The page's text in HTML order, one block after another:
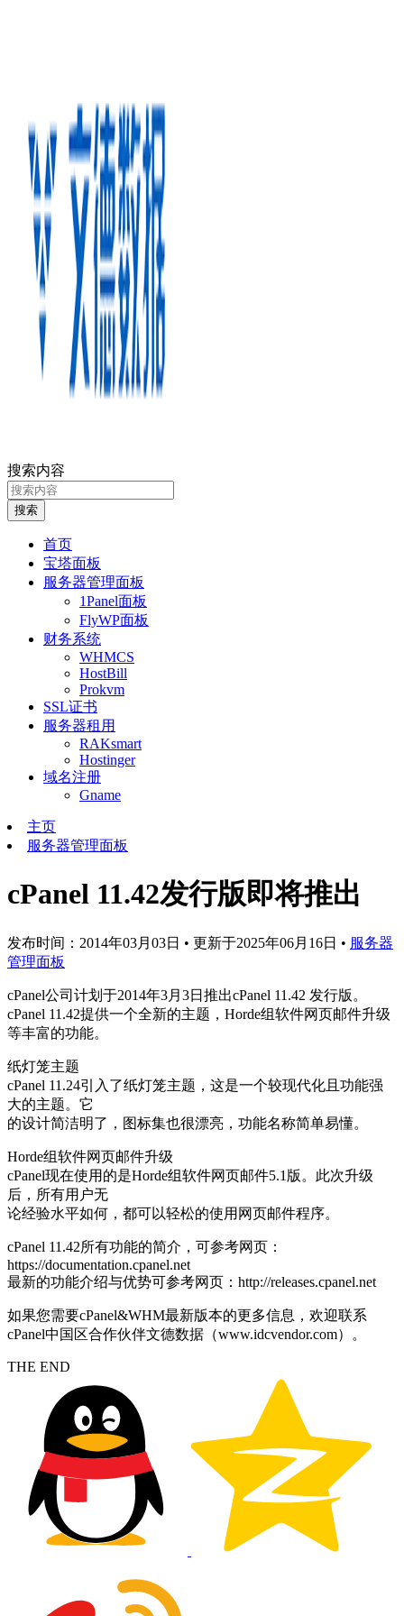
搜索内容
搜索
首页
宝塔面板
服务器管理面板
1Panel面板
FlyWP面板
财务系统
WHMCS
HostBill
Prokvm
SSL证书
服务器租用
RAKsmart
Hostinger
域名注册
Gname
主页
服务器管理面板
cPanel 11.42发行版即将推出
发布时间：2014年03月03日 • 更新于2025年06月16日 • 服务器
管理面板
cPanel公司计划于2014年3月3日推出cPanel 11.42 发行版。
cPanel 11.42提供一个全新的主题，Horde组软件网页邮件升级
等丰富的功能。
纸灯笼主题
cPanel 11.24引入了纸灯笼主题，这是一个较现代化且功能强
大的主题。它
的设计简洁明了，图标集也很漂亮，功能名称简单易懂。
Horde组软件网页邮件升级
cPanel现在使用的是Horde组软件网页邮件5.1版。此次升级
后，所有用户无
论经验水平如何，都可以轻松的使用网页邮件程序。
cPanel 11.42所有功能的简介，可参考网页：
https://documentation.cpanel.net
最新的功能介绍与优势可参考网页：http://releases.cpanel.net
如果您需要cPanel&WHM最新版本的更多信息，欢迎联系
cPanel中国区合作伙伴文德数据（www.idcvendor.com）。
THE END